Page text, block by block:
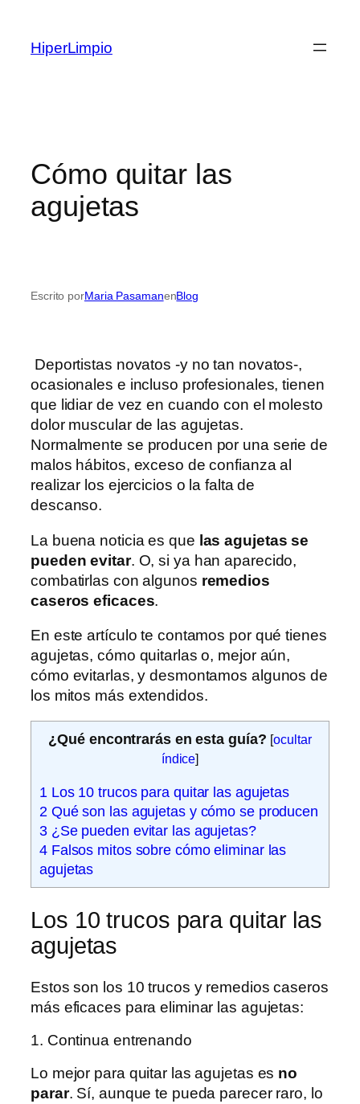
contenido
HiperLimpio
Cómo quitar las
agujetas
Escrito porMaria PasamanenBlog
Deportistas novatos -y no tan novatos-,
ocasionales e incluso profesionales, tienen
que lidiar de vez en cuando con el molesto
dolor muscular de las agujetas.
Normalmente se producen por una serie de
malos hábitos, exceso de confianza al
realizar los ejercicios o la falta de
descanso.
La buena noticia es que las agujetas se
pueden evitar. O, si ya han aparecido,
combatirlas con algunos remedios
caseros eficaces.
En este artículo te contamos por qué tienes
agujetas, cómo quitarlas o, mejor aún,
cómo evitarlas, y desmontamos algunos de
los mitos más extendidos.
¿Qué encontrarás en esta guía? [ocultar
índice]
1 Los 10 trucos para quitar las agujetas
2 Qué son las agujetas y cómo se producen
3¿Se pueden evitar las agujetas?
4Falsos mitos sobre cómo eliminar las
agujetas
Los 10 trucos para quitar las
agujetas
Estos son los 10 trucos y remedios caseros
más eficaces para eliminar las agujetas:
1. Continua entrenando
Lo mejor para quitar las agujetas es no
parar. Sí, aunque te pueda parecer raro, lo